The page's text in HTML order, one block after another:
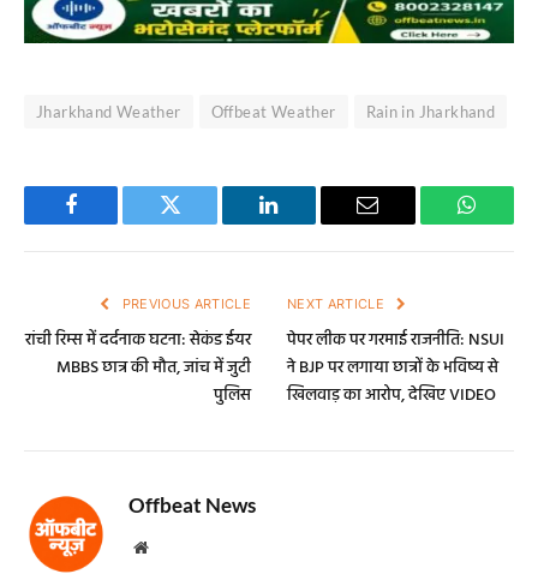
Jharkhand Weather Offbeat Weather Rain in Jharkhand
Facebook Twitter LinkedIn Email
PREVIOUS ARTICLE
रांची रिम्स में दर्दनाक घटना: सेकंड ईयर
MBBS छात्र की मौत, जांच में जुटी
पुलिस
NEXT ARTICLE
पेपर लीक पर गरमाई राजनीति: NSUI
ने BJP पर लगाया छात्रों के भविष्य से
खिलवाड़ का आरोप, देखिए VIDEO
Offbeat News
Website